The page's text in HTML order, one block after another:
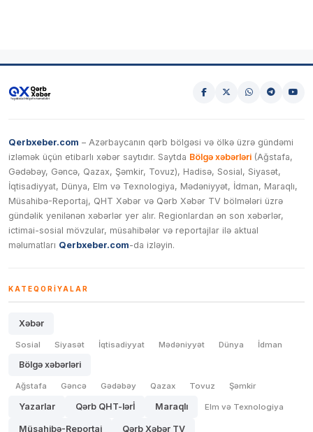
Qerbxeber.com – Azərbaycanın qərb bölgəsi və ölkə üzrə gündəmi
izləmək üçün etibarlı xəbər saytıdır. Saytda Bölgə xəbərləri (Ağstafa,
Gədəbəy, Gəncə, Qazax, Şəmkir, Tovuz), Hadisə, Sosial, Siyasət,
İqtisadiyyat, Dünya, Elm və Texnologiya, Mədəniyyət, İdman, Maraqlı,
Müsahibə-Reportaj, QHT Xəbər və Qərb Xəbər TV bölmələri üzrə
gündəlik yenilənən xəbərlər yer alır. Regionlardan ən son xəbərlər,
ictimai-sosial mövzular, müsahibələr və reportajlar ilə aktual
məlumatları Qerbxeber.com-da izləyin.
KATEQORIYALAR
Xəbər
Sosial Siyasət İqtisadiyyat Mədəniyyət Dünya İdman
Bölgə xəbərləri
Ağstafa Gəncə Gədəbəy Qazax Tovuz Şəmkir
Yazarlar Qərb QHT-lərİ Maraqlı Elm və Texnologiya
Müsahibə-Reportaj Qərb Xəbər TV